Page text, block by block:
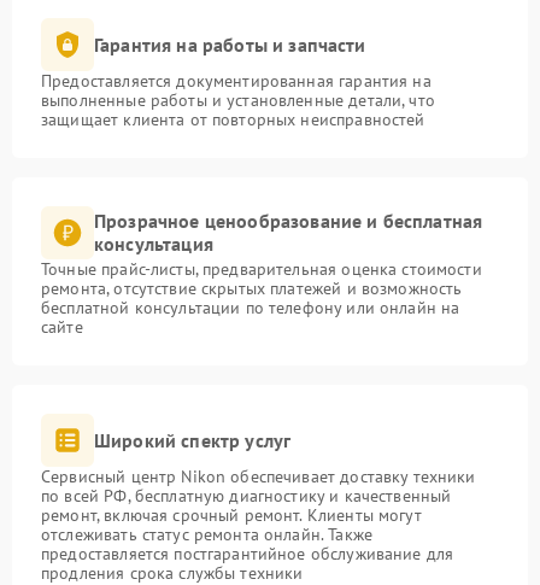
Гарантия на работы и запчасти
Предоставляется документированная гарантия на
выполненные работы и установленные детали, что
защищает клиента от повторных неисправностей
Прозрачное ценообразование и бесплатная
консультация
Точные прайс-листы, предварительная оценка стоимости
ремонта, отсутствие скрытых платежей и возможность
бесплатной консультации по телефону или онлайн на
сайте
Широкий спектр услуг
Сервисный центр Nikon обеспечивает доставку техники
по всей РФ, бесплатную диагностику и качественный
ремонт, включая срочный ремонт. Клиенты могут
отслеживать статус ремонта онлайн. Также
предоставляется постгарантийное обслуживание для
продления срока службы техники